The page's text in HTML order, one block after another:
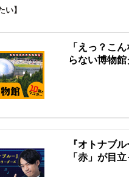
い】
「えっ？こ
らない博物
『オトナブ
「赤」が目